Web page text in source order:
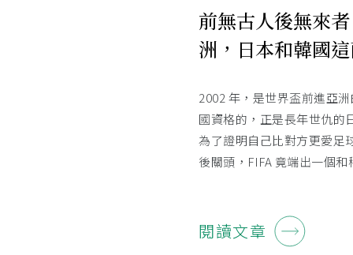
前無古人後無來
洲，日本和韓國
2002 年，是世界盃前進亞
國資格的，正是長年世仇的
為了證明自己比對方更愛足
後關頭，FIFA 竟端出一個
閱讀文章